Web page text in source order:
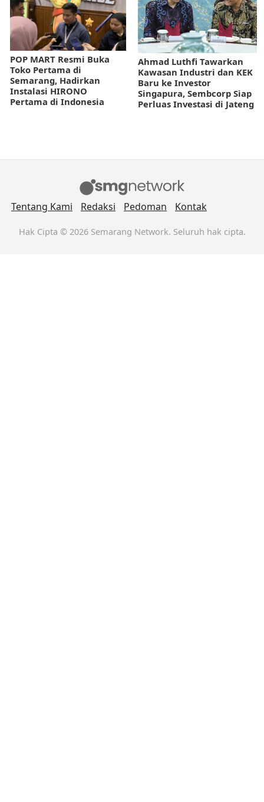
POP MART Resmi Buka
Toko Pertama di
Semarang, Hadirkan
Instalasi HIRONO
Pertama di Indonesia
Ahmad Luthfi Tawarkan
Kawasan Industri dan KEK
Baru ke Investor
Singapura, Sembcorp Siap
Perluas Investasi di Jateng
Tentang Kami Redaksi Pedoman Kontak
Hak Cipta © 2026 Semarang Network. Seluruh hak cipta.